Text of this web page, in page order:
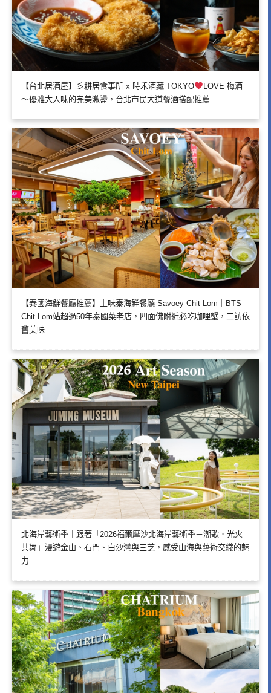
【台北居酒屋】彡耕居食事所 x 時禾酒藏 TOKYO
LOVE 梅酒
～優雅大人味的完美激盪，台北市民大道餐酒搭配推薦
【泰國海鮮餐廳推薦】上味泰海鮮餐廳 Savoey Chit Lom｜BTS
Chit Lom站超過50年泰國菜老店，四面佛附近必吃咖哩蟹，二訪依
舊美味
北海岸藝術季｜跟著「2026福爾摩沙北海岸藝術季－潮歌．光火
共舞」漫遊金山、石門、白沙灣與三芝，感受山海與藝術交織的魅
力